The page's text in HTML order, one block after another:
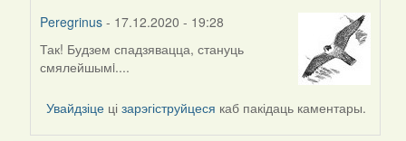
Peregrinus - 17.12.2020 - 19:28
In
reply
by
Lighty
Так! Будзем спадзявацца, стануць
смялейшымi....
Увайдзіце цізарэгіструйцеся каб пакідаць каментары.